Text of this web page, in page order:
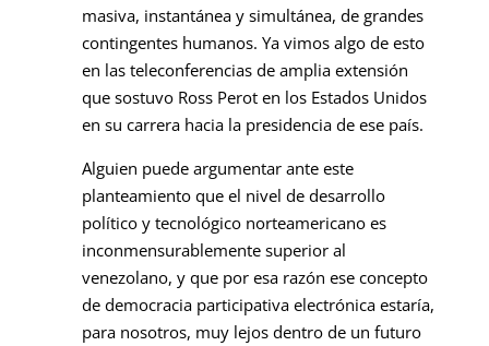
masiva, instantánea y simultánea, de grandes
contingentes humanos. Ya vimos algo de esto
en las teleconferencias de amplia extensión
que sostuvo Ross Perot en los Estados Unidos
en su carrera hacia la presidencia de ese país.
Alguien puede argumentar ante este
planteamiento que el nivel de desarrollo
político y tecnológico norteamericano es
inconmensurablemente superior al
venezolano, y que por esa razón ese concepto
de democracia participativa electrónica estaría,
para nosotros, muy lejos dentro de un futuro